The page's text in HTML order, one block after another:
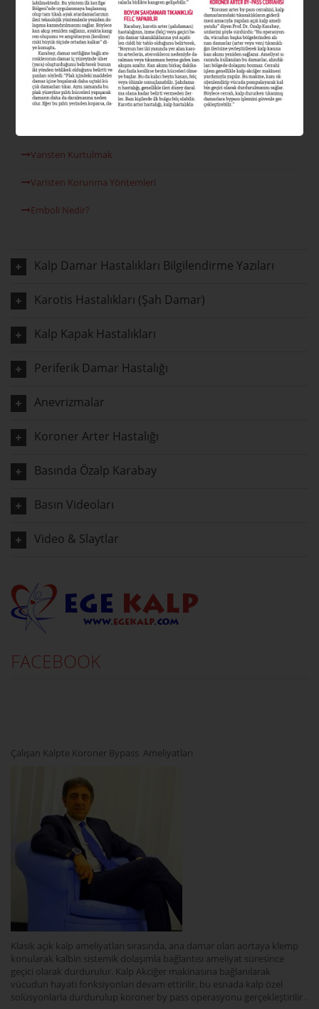
Varis Nedir?
Varis Tipleri Nelerdir?
Varis Nedenleri
Venöz Reflü
Varisten Kurtulmak
Varisten Korunma Yöntemleri
Emboli Nedir?
Kalp Damar Hastalıkları Bilgilendirme Yazıları
Karotis Hastalıkları (Şah Damar)
Kalp Kapak Hastalıkları
Periferik Damar Hastalığı
Anevrizmalar
Koroner Arter Hastalığı
Basında Özalp Karabay
Basın Videoları
Video & Slaytlar
FACEBOOK
Çalışan Kalpte Koroner Bypass Ameliyatları
Klasik açık kalp ameliyatları sırasında, ana damar olan aortaya klemp
konularak kalbin sistemik dolaşımla bağlantısı ameliyat süresince
geçici olarak durdurulur. Kalp Akciğer makinasına bağlanılarak
vücudun hayati fonksiyonları devam ettirilir, bu esnada kalp özel
solüsyonlarla durdurulup koroner by pass operasyonu gerçekleştirilir .